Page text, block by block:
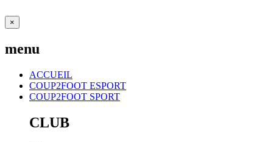
×
menu
ACCUEIL
COUP2FOOT ESPORT
COUP2FOOT SPORT
CLUB